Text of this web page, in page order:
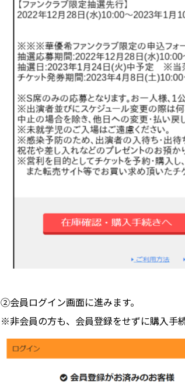
②会員ログイン画面に進みます。
※非会員の方も、会員登録をせずに購入手